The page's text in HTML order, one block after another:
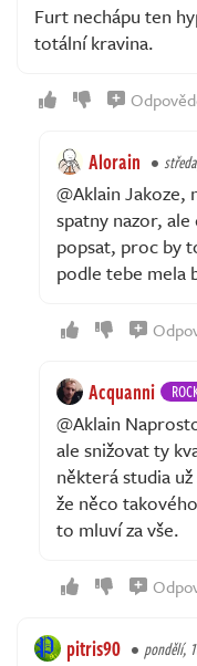
Furt nechápu ten
totální kravina.
Alorain
@Aklain
spatny nazor,
popsat, proc by
podle tebe mela
Acquanni
@Aklain
ale snižovat ty
některá studia
že něco
to mluví za vše.
pitris90 pondělí,